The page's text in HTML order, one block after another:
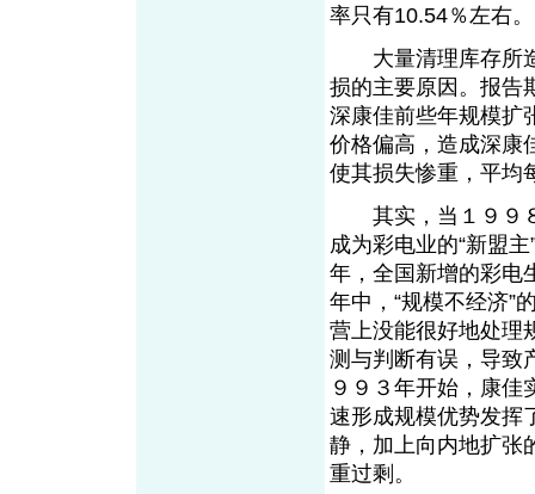
率只有10.54％左右。
大量清理库存所造
损的主要原因。报告
深康佳前些年规模扩
价格偏高，造成深康
使其损失惨重，平均
其实，当１９９８
成为彩电业的“新盟
年，全国新增的彩电
年中，“规模不经济”
营上没能很好地处理
测与判断有误，导致
９９３年开始，康佳
速形成规模优势发挥
静，加上向内地扩张
重过剩。